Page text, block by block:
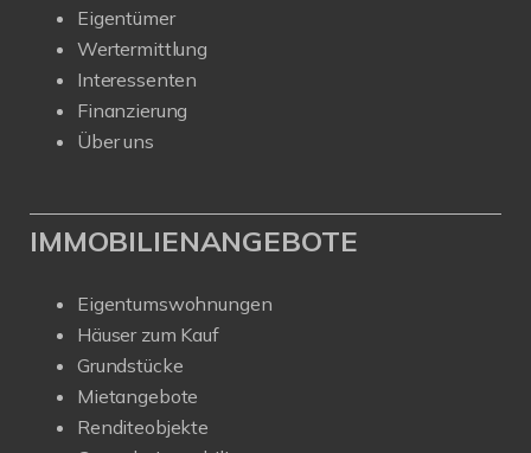
Eigentümer
Wertermittlung
Interessenten
Finanzierung
Über uns
IMMOBILIENANGEBOTE
Eigentumswohnungen
Häuser zum Kauf
Grundstücke
Mietangebote
Renditeobjekte